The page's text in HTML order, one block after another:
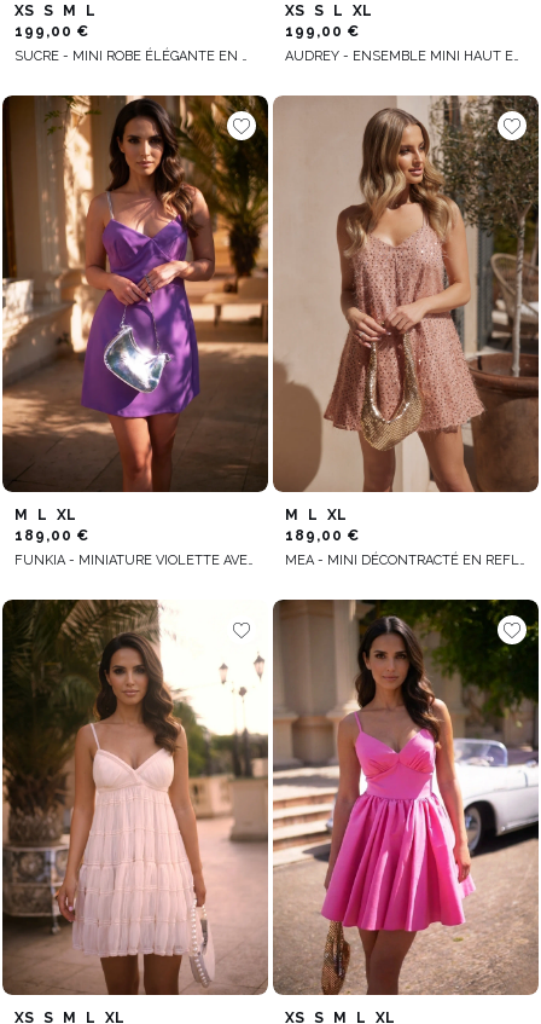
XS S M
L
199,00 €
SUCRE - MINI ROBE ÉLÉGANTE EN DENTELLE ORANGE VIF
XS S L
XL
199,00 €
AUDREY - ENSEMBLE MINI HAUT ET JUPE UNIQUE POUR TOUTES LES OCCASIONS
M L
XL
189,00 €
FUNKIA - MINIATURE VIOLETTE AVEC BRETELLES ARGENTÉES
M L
XL
189,00 €
MEA - MINI DÉCONTRACTÉ EN REFLETS PAILLETÉS
XS S M L
XL
XS S M L
XL